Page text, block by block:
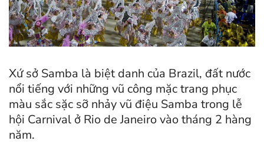
Xứ sở Samba là biệt danh của Brazil, đất nước
nổi tiếng với những vũ công mặc trang phục
màu sắc sặc sỡ nhảy vũ điệu Samba trong lễ
hội Carnival ở Rio de Janeiro vào tháng 2 hàng
năm.